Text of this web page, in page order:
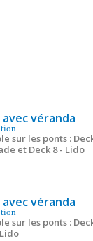
avec véranda
sur les ponts :
et Deck 8 - Lido
avec véranda
sur les ponts :